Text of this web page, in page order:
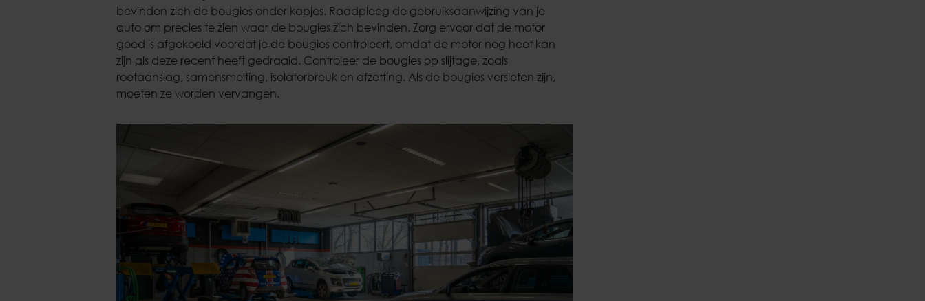
bevinden zich de bougies onder kapjes. Raadpleeg de gebruiksaanwijzing van je
auto om precies te zien waar de bougies zich bevinden. Zorg ervoor dat de motor
goed is afgekoeld voordat je de bougies controleert, omdat de motor nog heet kan
zijn als deze recent heeft gedraaid. Controleer de bougies op slijtage, zoals
roetaanslag, samensmelting, isolatorbreuk en afzetting. Als de bougies versleten zijn,
moeten ze worden vervangen.